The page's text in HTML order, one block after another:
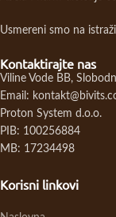
Usmereni smo na
Kontaktirajte nas
Viline Vode BB,
Email:
Proton System d.o.o.
PIB: 100256884
MB: 17234498
Korisni linkovi